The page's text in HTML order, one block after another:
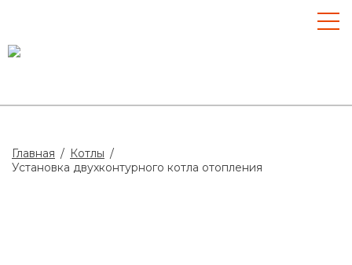
Главная / Котлы /
Установка двухконтурного котла отопления